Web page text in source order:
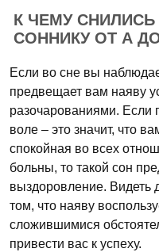
К ЧЕМУ
СОННИКУ ОТ А
Если во сне вы
предвещает вам наяву
разочарованиями. Если
воле – это значит, что
спокойная во всех
больны, то такой сон
выздоровление. Видеть
том, что наяву
сложившимися
привести вас к успеху.